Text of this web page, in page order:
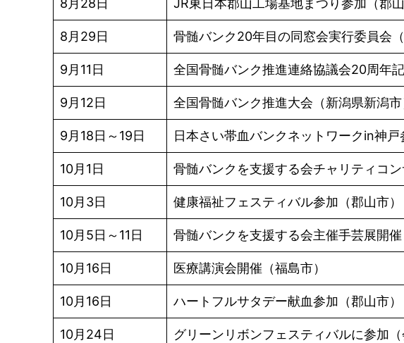
8月28日 JR東日本郡山工場基地まつり参加（郡山
8月29日 骨髄バンク20年目の同窓会実行委員会
9月11日 全国骨髄バンク推進連絡協議会20周年
9月12日 全国骨髄バンク推進大会（新潟県新潟市
9月18日～19日 日本さい帯血バンクネットワークin神戸
10月1日 骨髄バンクを支援する会チャリティコン
10月3日 健康福祉フェスティバル参加（郡山市）
10月5日～11日 骨髄バンクを支援する会主催手芸展開催
10月16日 医療講演会開催（福島市）
10月16日 ハートフルサタデー献血参加（郡山市）
10月24日 グリーンリボンフェスティバルに参加（